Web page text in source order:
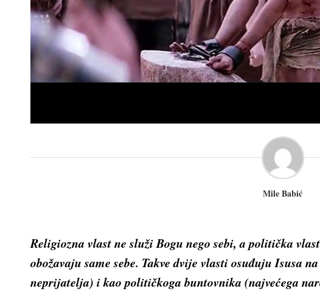
Mile Babić
Religiozna vlast ne služi Bogu nego sebi, a politička
obožavaju same sebe. Takve dvije vlasti osuđuju Isusa
neprijatelja) i kao političkoga buntovnika (najvećega